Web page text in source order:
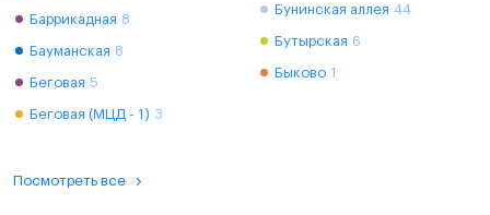
Баррикадная 8
Бауманская 8
Беговая 5
Беговая (МЦД - 1) 3
Бунинская аллея 44
Бутырская 6
Быково 1
Посмотреть все